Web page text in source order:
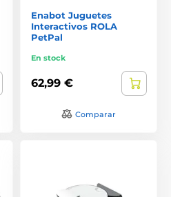
Enabot Juguetes
Interactivos ROLA
PetPal
En stock
62,99 €
Comparar